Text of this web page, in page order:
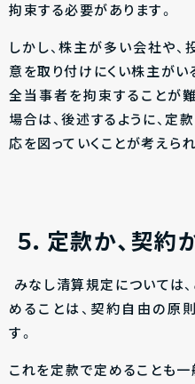
拘束する必要があります。
しかし、株主が多い会社や
意を取り付けにくい株主がい
全当事者を拘束することが
場合は、後述するように、定
応を図っていくことが考えられ
５．定款か、契約
みなし清算規定については
めることは、契約自由の原
す。
これを定款で定めることも